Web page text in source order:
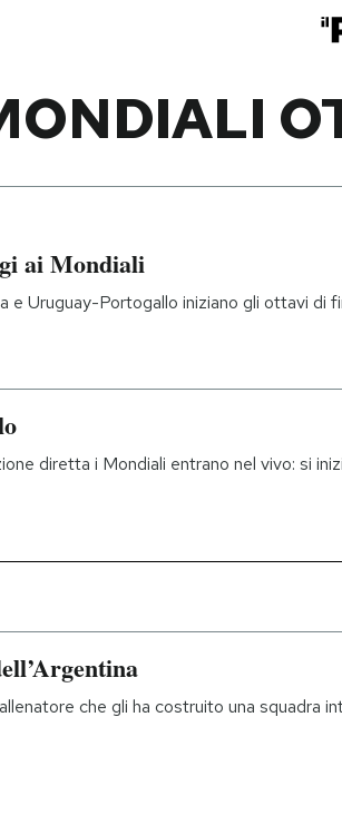
ai Mondiali
e Uruguay-Portogallo iniziano gli ottavi di
diretta i Mondiali entrano nel vivo: si
che gli ha costruito una squadra